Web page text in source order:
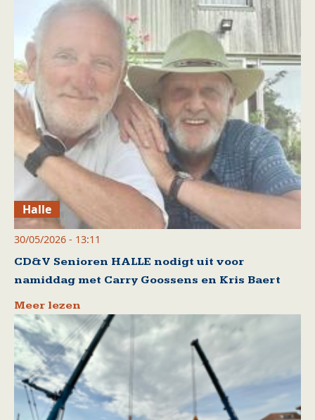
Halle
30/05/2026 - 13:11
CD&V Senioren HALLE nodigt uit voor
namiddag met Carry Goossens en Kris Baert
Meer lezen